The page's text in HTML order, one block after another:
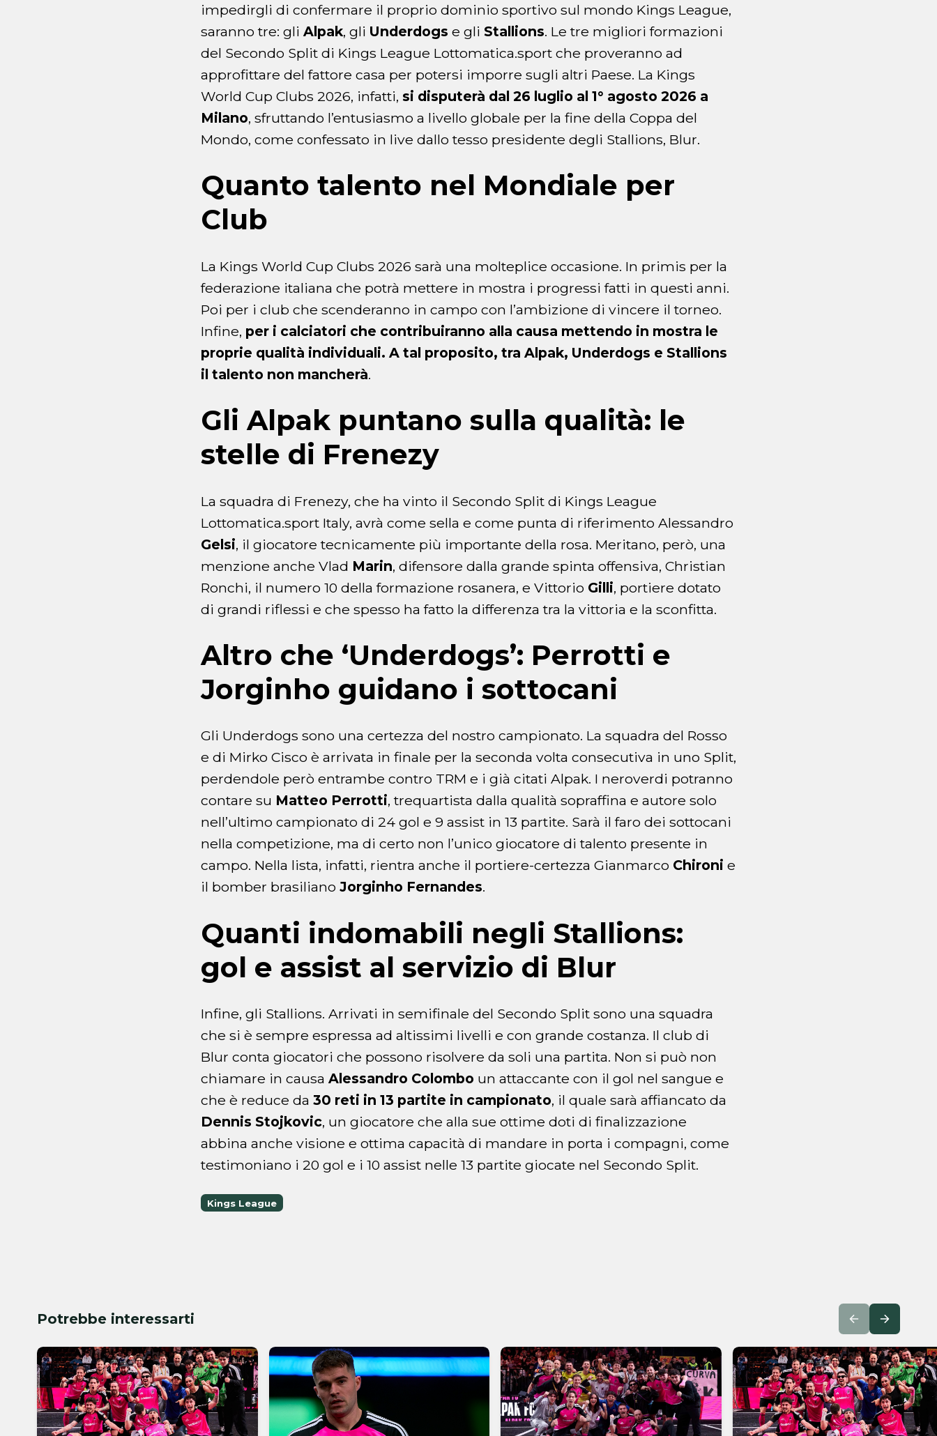
impedirgli di confermare il proprio dominio sportivo sul mondo Kings League,
saranno tre: gli Alpak, gli Underdogs e gli Stallions. Le tre migliori formazioni
del Secondo Split di Kings League Lottomatica.sport che proveranno ad
approfittare del fattore casa per potersi imporre sugli altri Paese. La Kings
World Cup Clubs 2026, infatti, si disputerà dal 26 luglio al 1° agosto 2026 a
Milano, sfruttando l’entusiasmo a livello globale per la fine della Coppa del
Mondo, come confessato in live dallo tesso presidente degli Stallions, Blur.
Quanto talento nel Mondiale per
Club
La Kings World Cup Clubs 2026 sarà una molteplice occasione. In primis per la
federazione italiana che potrà mettere in mostra i progressi fatti in questi anni.
Poi per i club che scenderanno in campo con l’ambizione di vincere il torneo.
Infine, per i calciatori che contribuiranno alla causa mettendo in mostra le
proprie qualità individuali. A tal proposito, tra Alpak, Underdogs e Stallions
il talento non mancherà.
Gli Alpak puntano sulla qualità: le
stelle di Frenezy
La squadra di Frenezy, che ha vinto il Secondo Split di Kings League
Lottomatica.sport Italy, avrà come sella e come punta di riferimento Alessandro
Gelsi, il giocatore tecnicamente più importante della rosa. Meritano, però, una
menzione anche Vlad Marin, difensore dalla grande spinta offensiva, Christian
Ronchi, il numero 10 della formazione rosanera, e Vittorio Gilli, portiere dotato
di grandi riflessi e che spesso ha fatto la differenza tra la vittoria e la sconfitta.
Altro che ‘Underdogs’: Perrotti e
Jorginho guidano i sottocani
Gli Underdogs sono una certezza del nostro campionato. La squadra del Rosso
e di Mirko Cisco è arrivata in finale per la seconda volta consecutiva in uno Split,
perdendole però entrambe contro TRM e i già citati Alpak. I neroverdi potranno
contare su Matteo Perrotti, trequartista dalla qualità sopraffina e autore solo
nell’ultimo campionato di 24 gol e 9 assist in 13 partite. Sarà il faro dei sottocani
nella competizione, ma di certo non l’unico giocatore di talento presente in
campo. Nella lista, infatti, rientra anche il portiere-certezza Gianmarco Chironi e
il bomber brasiliano Jorginho Fernandes.
Quanti indomabili negli Stallions:
gol e assist al servizio di Blur
Infine, gli Stallions. Arrivati in semifinale del Secondo Split sono una squadra
che si è sempre espressa ad altissimi livelli e con grande costanza. Il club di
Blur conta giocatori che possono risolvere da soli una partita. Non si può non
chiamare in causa Alessandro Colombo un attaccante con il gol nel sangue e
che è reduce da 30 reti in 13 partite in campionato, il quale sarà affiancato da
Dennis Stojkovic, un giocatore che alla sue ottime doti di finalizzazione
abbina anche visione e ottima capacità di mandare in porta i compagni, come
testimoniano i 20 gol e i 10 assist nelle 13 partite giocate nel Secondo Split.
Kings League
Potrebbe interessarti